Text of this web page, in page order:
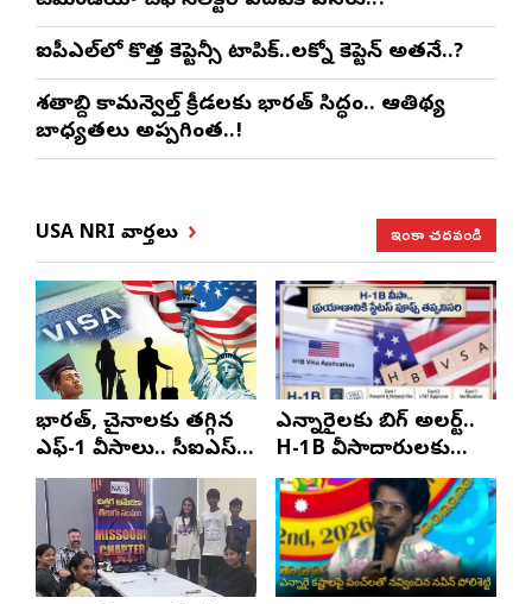
ఐపీఎల్‌లో కొత్త కెప్టెన్సీ టాపిక్..లక్నో కెప్టెన్ అతనే..?
శతాబ్ది కామన్వెల్త్ క్రీడలకు భారత్ సిద్ధం.. ఆతిథ్య
బాధ్యతలు అప్పగింత..!
USA NRI వార్తలు ఇంకా చదవండి
భారత్, చైనాలకు తగ్గిన
ఎఫ్-1 వీసాలు.. సీఐఎస్
నివేదిక..!
ఎన్నారైలకు బిగ్ అలర్ట్..
H-1B వీసాదారులకు
ప్రయాణ సమయంలో
స్టేటస్ ప్రూఫ్స్ తప్పనిసరి..!